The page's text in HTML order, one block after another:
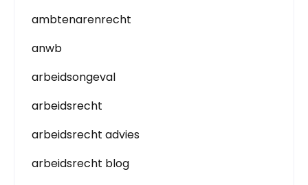
ambtenarenrecht
anwb
arbeidsongeval
arbeidsrecht
arbeidsrecht advies
arbeidsrecht blog